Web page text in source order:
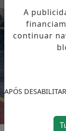
A
continuar
APÓS